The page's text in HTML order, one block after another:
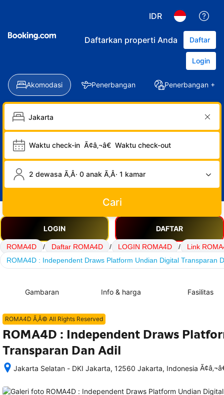
IDR
Daftarkan properti Anda Daftar
Login
Akomodasi Penerbangan Penerbangan +
Waktu check-in Ã¢â‚¬â€ Waktu check-out
2 dewasa Ã‚Â· 0 anak Ã‚Â· 1 kamar
Cari
LOGIN DAFTAR
ROMA4D / Daftar ROMA4D / LOGIN ROMA4D /
Link
ROMA4D : Independent Draws Platform Undian Digital Transparan
Gambaran Info & harga Fasilitas
ROMA4D Ã‚Â© All Rights Reserved
ROMA4D : Independent Draws
Transparan Dan Adil
Jakarta Selatan - DKI Jakarta, 12560 Jakarta, Indonesia
memesan,